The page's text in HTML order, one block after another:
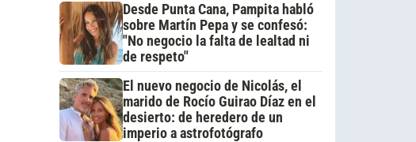
Desde Punta Cana, Pampita habló
sobre Martín Pepa y se confesó:
"No negocio la falta de lealtad ni
de respeto"
El nuevo negocio de Nicolás, el
marido de Rocío Guirao Díaz en el
desierto: de heredero de un
imperio a astrofotógrafo